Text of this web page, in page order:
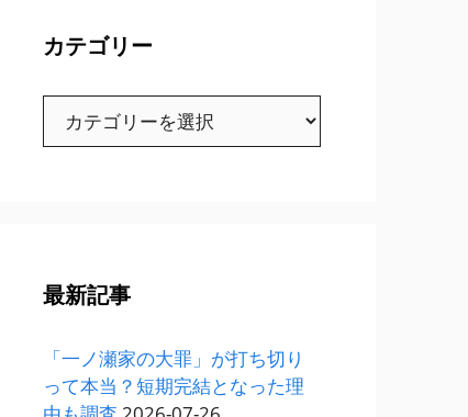
カテゴリー
最新記事
「一ノ瀬家の大罪」が打ち切り
って本当？短期完結となった理